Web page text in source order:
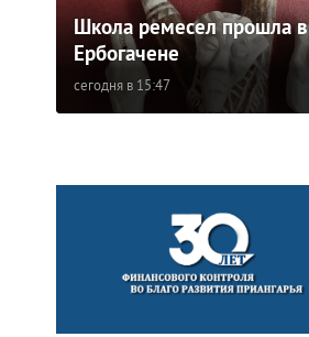
Школа ремесел прошла в
Ербогачене
сегодня в 15:47